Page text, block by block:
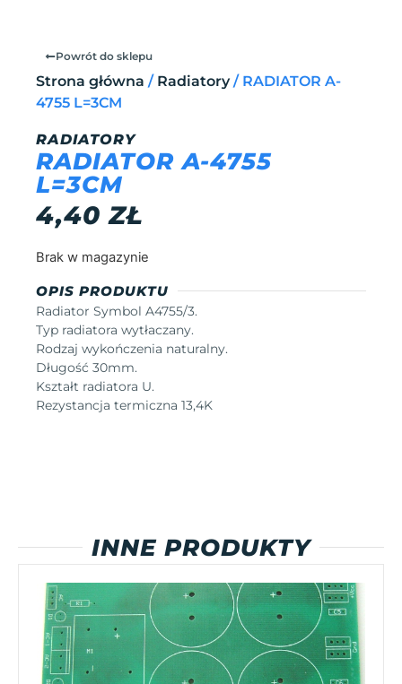
Powrót do sklepu
Strona główna / Radiatory/ RADIATOR A-
4755 L=3CM
RADIATORY
RADIATOR A-4755
L=3CM
4,40ZŁ
Brak w magazynie
OPIS PRODUKTU
Radiator Symbol A4755/3.
Typ radiatora wytłaczany.
Rodzaj wykończenia naturalny.
Długość 30mm.
Kształt radiatora U.
Rezystancja termiczna 13,4K
INNE PRODUKTY